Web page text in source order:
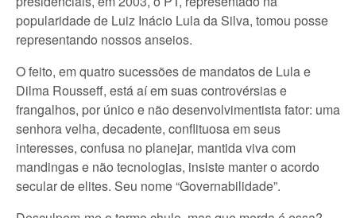
popularidade de Luiz Inácio Lula da Silva, tomou posse
representando nossos anseios.
O feito, em quatro sucessões de mandatos de Lula e
Dilma Rousseff, está aí em suas controvérsias e
frangalhos, por único e não desenvolvimentista fator: uma
senhora velha, decadente, conflituosa em seus
interesses, confusa no planejar, mantida viva com
mandingas e não tecnologias, insiste manter o acordo
secular de elites. Seu nome “Governabilidade”.